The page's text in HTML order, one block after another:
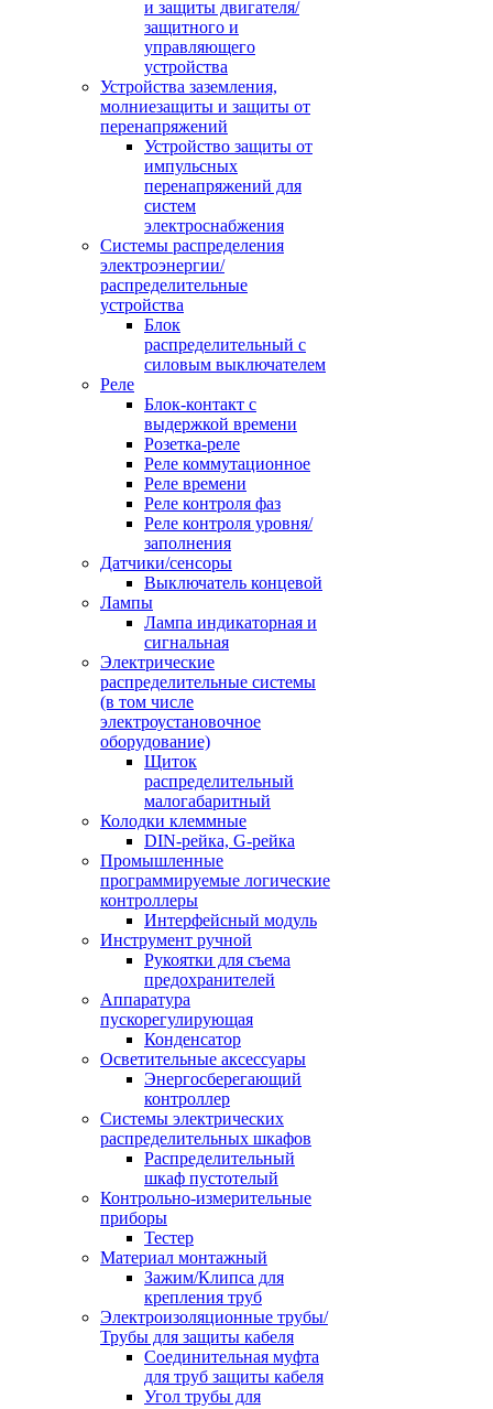
и защиты двигателя/
защитного и
управляющего
устройства
Устройства заземления,
молниезащиты и защиты от
перенапряжений
Устройство защиты от
импульсных
перенапряжений для
систем
электроснабжения
Системы распределения
электроэнергии/
распределительные
устройства
Блок
распределительный с
силовым выключателем
Реле
Блок-контакт с
выдержкой времени
Розетка-реле
Реле коммутационное
Реле времени
Реле контроля фаз
Реле контроля уровня/
заполнения
Датчики/сенсоры
Выключатель концевой
Лампы
Лампа индикаторная и
сигнальная
Электрические
распределительные системы
(в том числе
электроустановочное
оборудование)
Щиток
распределительный
малогабаритный
Колодки клеммные
DIN-рейка, G-рейка
Промышленные
программируемые логические
контроллеры
Интерфейсный модуль
Инструмент ручной
Рукоятки для съема
предохранителей
Аппаратура
пускорегулирующая
Конденсатор
Осветительные аксессуары
Энергосберегающий
контроллер
Системы электрических
распределительных шкафов
Распределительный
шкаф пустотелый
Контрольно-измерительные
приборы
Тестер
Материал монтажный
Зажим/Клипса для
крепления труб
Электроизоляционные трубы/
Трубы для защиты кабеля
Соединительная муфта
для труб защиты кабеля
Угол трубы для